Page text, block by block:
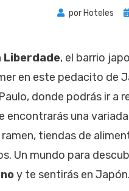
por Hoteles
Liberdade, el barrio
en este pedacito de
donde podrás ir a
encontrarás una
ramen, tiendas de
Un mundo para
y te sentirás en Japón.